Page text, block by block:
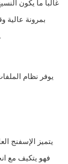
غالباً ما يكون
بمرونة عالية
الجسم، مما يوفر ملمساً دافئاً ولطيفاً على البشرة.
يوفر نظام
يتميز الإسفنج
فهو يتكيف مع